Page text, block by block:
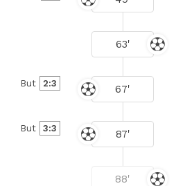
63'
67'
But 2:3
87'
But 3:3
88'